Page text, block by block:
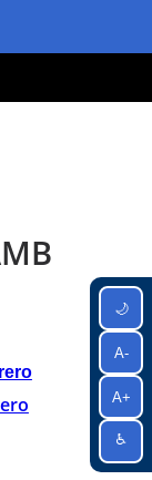
🌙
A-
A+
♿